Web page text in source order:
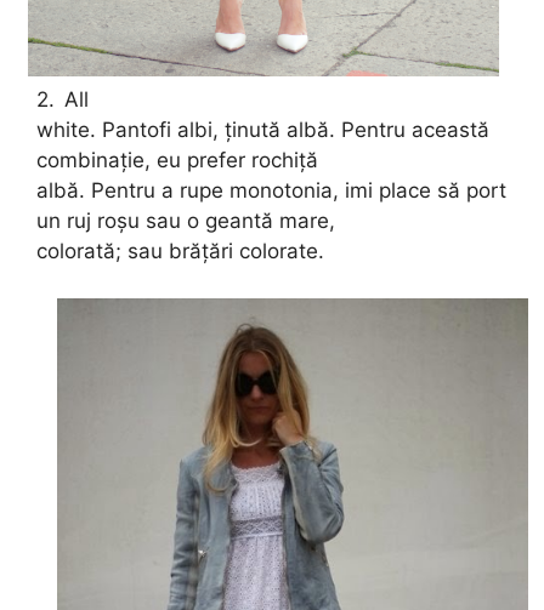
2. All
white. Pantofi albi, ținută albă. Pentru această
combinație, eu prefer rochiță
albă. Pentru a rupe monotonia, imi place să port
un ruj roșu sau o geantă mare,
colorată; sau brățări colorate.